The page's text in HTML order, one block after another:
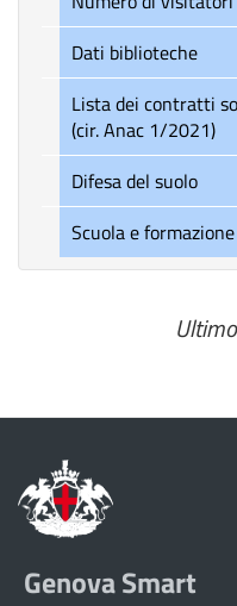
Dati biblioteche
Lista dei contratti sottoposti a monitoraggio
(cir. Anac 1/2021)
Difesa del suolo
Scuola e formazione
Genova Smart